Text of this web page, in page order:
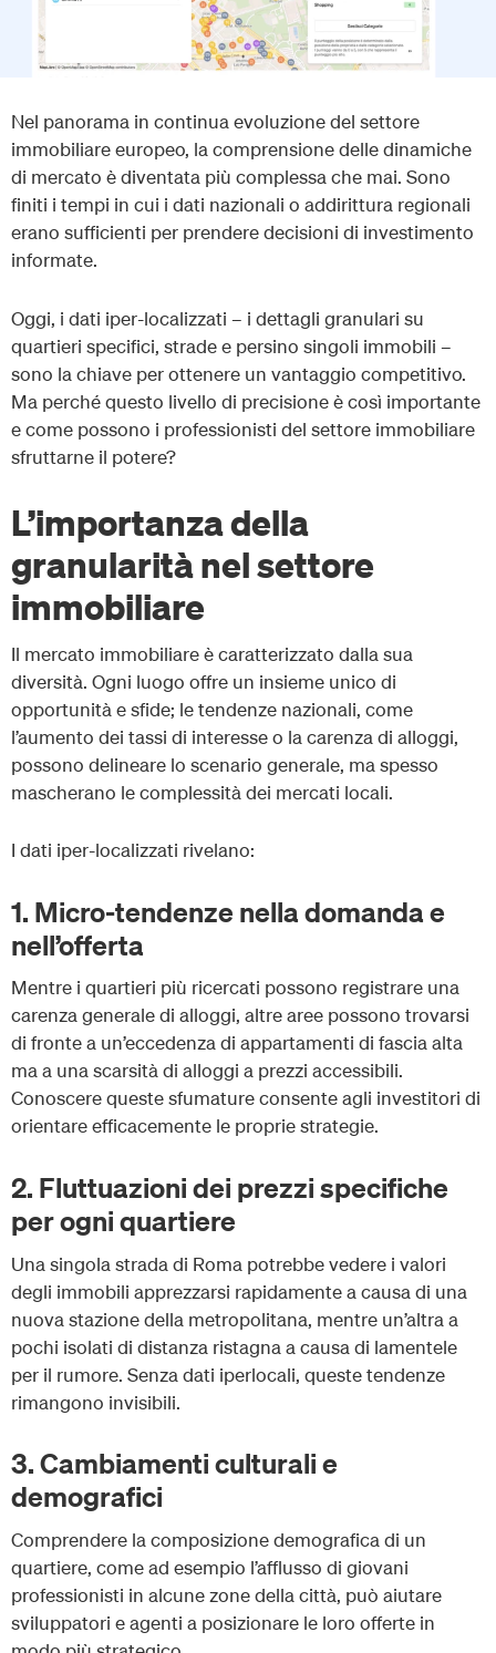
Nel panorama in continua evoluzione del settore
immobiliare europeo, la comprensione delle dinamiche
di mercato è diventata più complessa che mai. Sono
finiti i tempi in cui i dati nazionali o addirittura regionali
erano sufficienti per prendere decisioni di investimento
informate.
Oggi, i dati iper-localizzati – i dettagli granulari su
quartieri specifici, strade e persino singoli immobili –
sono la chiave per ottenere un vantaggio competitivo.
Ma perché questo livello di precisione è così importante
e come possono i professionisti del settore immobiliare
sfruttarne il potere?
L’importanza della
granularità nel settore
immobiliare
Il mercato immobiliare è caratterizzato dalla sua
diversità. Ogni luogo offre un insieme unico di
opportunità e sfide; le tendenze nazionali, come
l’aumento dei tassi di interesse o la carenza di alloggi,
possono delineare lo scenario generale, ma spesso
mascherano le complessità dei mercati locali.
I dati iper-localizzati rivelano:
1. Micro-tendenze nella domanda e
nell’offerta
Mentre i quartieri più ricercati possono registrare una
carenza generale di alloggi, altre aree possono trovarsi
di fronte a un’eccedenza di appartamenti di fascia alta
ma a una scarsità di alloggi a prezzi accessibili.
Conoscere queste sfumature consente agli investitori di
orientare efficacemente le proprie strategie.
2. Fluttuazioni dei prezzi specifiche
per ogni quartiere
Una singola strada di Roma potrebbe vedere i valori
degli immobili apprezzarsi rapidamente a causa di una
nuova stazione della metropolitana, mentre un’altra a
pochi isolati di distanza ristagna a causa di lamentele
per il rumore. Senza dati iperlocali, queste tendenze
rimangono invisibili.
3. Cambiamenti culturali e
demografici
Comprendere la composizione demografica di un
quartiere, come ad esempio l’afflusso di giovani
professionisti in alcune zone della città, può aiutare
sviluppatori e agenti a posizionare le loro offerte in